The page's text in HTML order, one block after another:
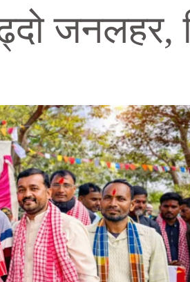
जनलहर,